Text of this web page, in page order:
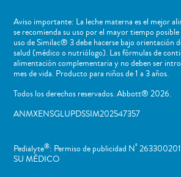
Aviso importante: La leche materna es el mejor
se recomienda su uso por el mayor tiempo
uso de Similac® 3 debe hacerse bajo orientación
salud (médico o nutriólogo). Las fórmulas de
alimentación complementaria y no deben ser
mes de vida. Producto para niños de 1 a 3 años.
Todos los derechos reservados. Abbott® 2026.
ANMXENSGLUPDSSIM202547357
Pedialyte®: Permiso de publicidad Nº
SU MÉDICO